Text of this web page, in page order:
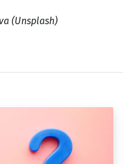
(Unsplash)